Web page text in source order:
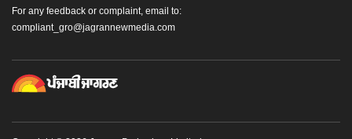
For any feedback or complaint, email to:
compliant_gro@jagrannewmedia.com